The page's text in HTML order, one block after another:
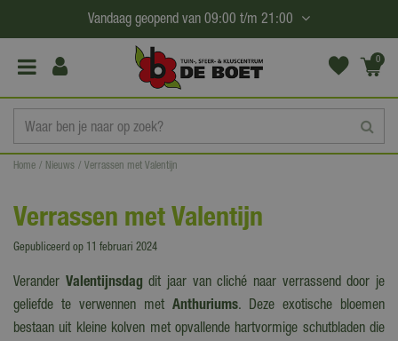
a
Home Nieuws Verrassen met Valentijn
Vandaag geopend van 09:00 t/m 21:00
0
(€0,
Verrassen met Valentijn
Gepubliceerd op 11 februari 2024
Verander Valentijnsdag dit jaar van cliché naar verrassend door je
geliefde te verwennen met Anthuriums. Deze exotische bloemen
bestaan uit kleine kolven met opvallende hartvormige schutbladen die